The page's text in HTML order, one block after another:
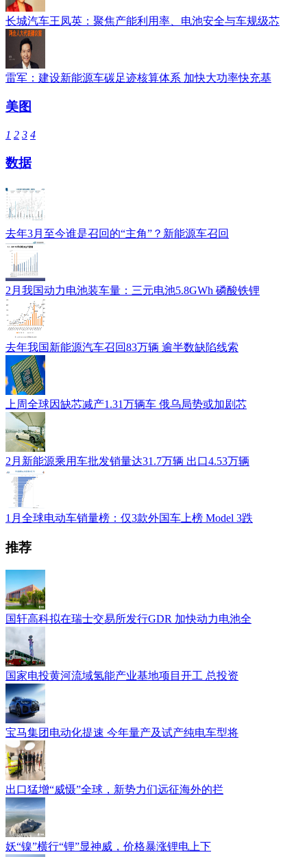
长城汽车王凤英：聚焦产能利用率、电池安全与车规级芯
雷军：建设新能源车碳足迹核算体系 加快大功率快充基
美图
1 2 3 4
数据
去年3月至今谁是召回的“主角”？新能源车召回
2月我国动力电池装车量：三元电池5.8GWh 磷酸铁锂
去年我国新能源汽车召回83万辆 逾半数缺陷线索
上周全球因缺芯减产1.31万辆车 俄乌局势或加剧芯
2月新能源乘用车批发销量达31.7万辆 出口4.53万辆
1月全球电动车销量榜：仅3款外国车上榜 Model 3跌
推荐
国轩高科拟在瑞士交易所发行GDR 加快动力电池全
国家电投黄河流域氢能产业基地项目开工 总投资
宝马集团电动化提速 今年量产及试产纯电车型将
出口猛增“威慑”全球，新势力们远征海外的拦
妖“镍”横行“锂”显神威，价格暴涨锂电上下